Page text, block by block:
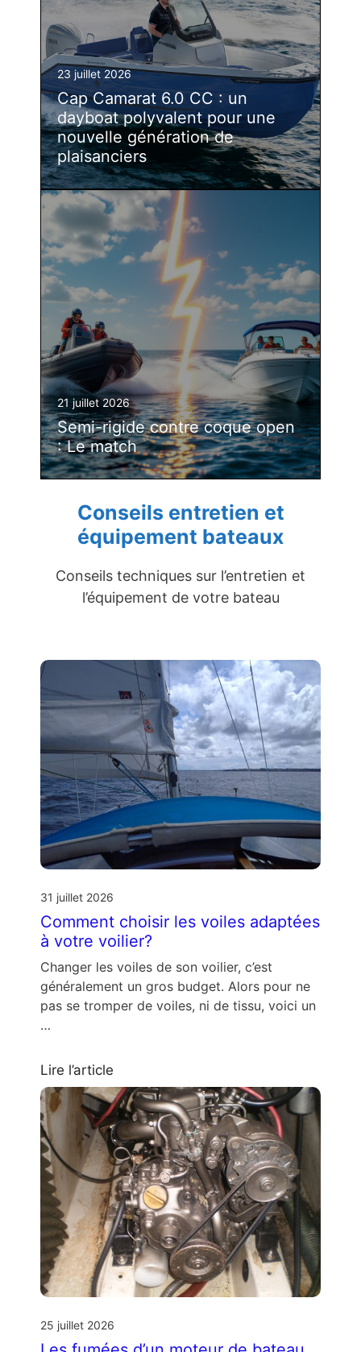
23 juillet 2026
Cap Camarat 6.0 CC : un
dayboat polyvalent pour une
nouvelle génération de
plaisanciers
21 juillet 2026
Semi-rigide contre coque open
: Le match
Conseils entretien et
équipement bateaux
Conseils techniques sur l’entretien et
l’équipement de votre bateau
31 juillet 2026
Comment choisir les voiles adaptées
à votre voilier?
Changer les voiles de son voilier, c’est
généralement un gros budget. Alors pour ne
pas se tromper de voiles, ni de tissu, voici un
…
Lire l’article
25 juillet 2026